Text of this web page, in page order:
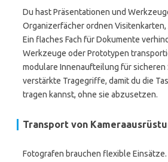
Du hast Präsentationen und
Organizerfächer ordnen
Ein flaches Fach für Dokumente
Werkzeuge oder Prototypen
modulare Innenaufteilung für sicheren
verstärkte Tragegriffe, damit du die
tragen kannst, ohne sie abzusetzen.
Transport von
Fotografen brauchen flexible